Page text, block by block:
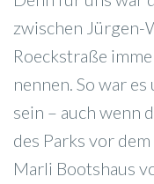
zwischen Jürgen-
Roeckstraße
nennen. So war
sein – auch wenn
des Parks vor dem
Marli Bootshaus